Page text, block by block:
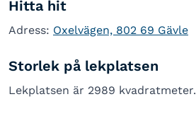
Hitta hit
Adress: Oxelvägen, 802 69 Gävle
Storlek på lekplatsen
Lekplatsen är 2989 kvadratmeter.